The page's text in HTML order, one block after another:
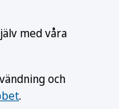
med våra
och
.